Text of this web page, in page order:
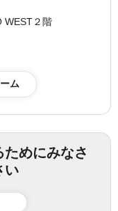
WEST２階
めにみなさ
い